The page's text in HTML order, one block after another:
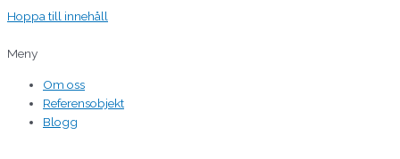
Hoppa till innehåll
Meny
Om oss
Referensobjekt
Blogg